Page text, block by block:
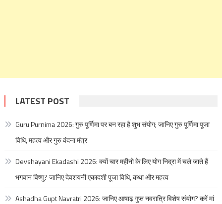
LATEST POST
Guru Purnima 2026: गुरु पूर्णिमा पर बन रहा है शुभ संयोग; जानिए गुरु पूर्णिमा पूजा
विधि, महत्व और गुरु वंदना मंत्र
Devshayani Ekadashi 2026: क्यों चार महीनो के लिए योग निद्रा में चले जाते हैं
भगवान विष्णु? जानिए देवशयनी एकादशी पूजा विधि, कथा और महत्व
Ashadha Gupt Navratri 2026: जानिए आषाढ़ गुप्त नवरात्रि विशेष संयोग? करें मां